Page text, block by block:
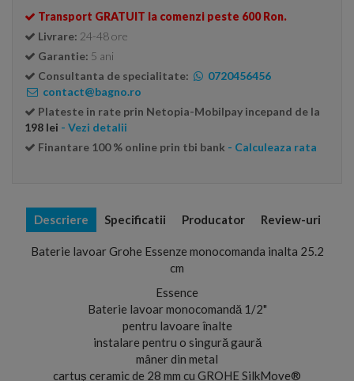
Transport GRATUIT la comenzi peste 600 Ron.
Livrare: 24-48 ore
Garantie: 5 ani
Consultanta de specialitate:
0720456456
contact@bagno.ro
Plateste in rate prin Netopia-Mobilpay incepand de la
198 lei - Vezi detalii
Finantare 100 % online prin tbi bank - Calculeaza rata
Descriere Specificatii Producator Review-uri
Baterie lavoar Grohe Essenze monocomanda inalta 25.2
cm
Essence
Baterie lavoar monocomandă 1/2"
pentru lavoare înalte
instalare pentru o singură gaură
mâner din metal
cartuş ceramic de 28 mm cu GROHE SilkMove®